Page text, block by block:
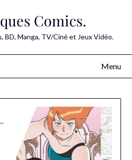
Comics.
BD, Manga, TV/Ciné et Jeux Vidéo.
Menu